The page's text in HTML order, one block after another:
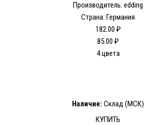
Производитель: edding
Страна: Германия
182.00 ₽
85.00 ₽
4 цвета
Наличие: Склад (МСК)
КУПИТЬ